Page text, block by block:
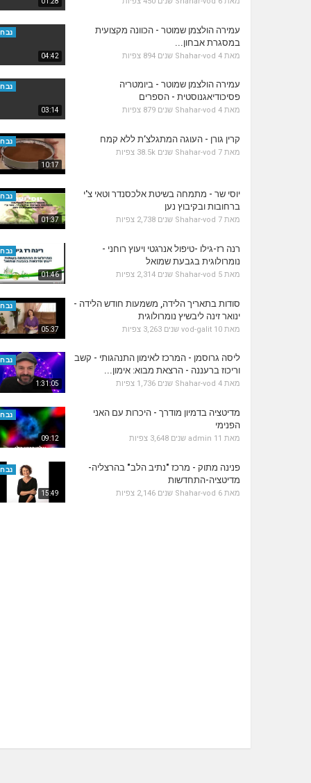
04:42
עמירה הולצמן שמוטר - הכוונה מקצועית
במסגרת אבחון...
מאת Shahar-vod 4 שנים 894 צפיות
03:14
עמירה הולצמן שמוטר - ביומטריה
פסיכודיאגנוסטית - הספרים
מאת Shahar-vod 4 שנים 879 צפיות
10:17
קרין גורן - העוגה המתגלצ’ת ללא קמח
מאת Shahar-vod 7 שנים 38.5k צפיות
01:37
יוסי שר - מתמחה בשיטת אלכסנדר וטאי צ'י
ברחובות ובקיבוץ נען
מאת Shahar-vod 7 שנים 2,738 צפיות
01:46
רנה רז-גילו -טיפול אנרגטי ויעוץ רוחני -
נומרולוגית בגבעת שמואל
מאת Shahar-vod 5 שנים 2,314 צפיות
05:37
סודות בתאריך הלידה, משמעות חודש הלידה -
ינואר זינה ליבשיץ נומרולוגית
מאת vod-galit 10 שנים 3,263 צפיות
1:31:05
ליסה גרוסמן - המרכז לאימון התנהגותי - קשב
וריכוז ברעננה - הרצאת מבוא: אימון...
מאת Shahar-vod 4 שנים 1,736 צפיות
09:12
מדיטציה בדמיון מודרך - היכרות עם האני
הפנימי
מאת admin 11 שנים 3,648 צפיות
15:49
פנינה מתוק - מרכז "נתיב הלב" בהרצליה-
מדיטציה-התחדשות
מאת Shahar-vod 6 שנים 2,146 צפיות